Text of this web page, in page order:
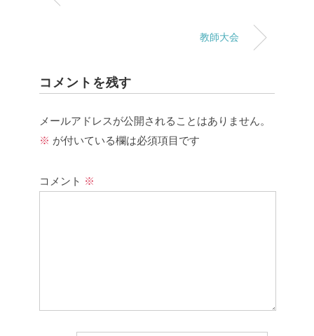
教師大会
コメントを残す
メールアドレスが公開されることはありません。
※ が付いている欄は必須項目です
コメント ※